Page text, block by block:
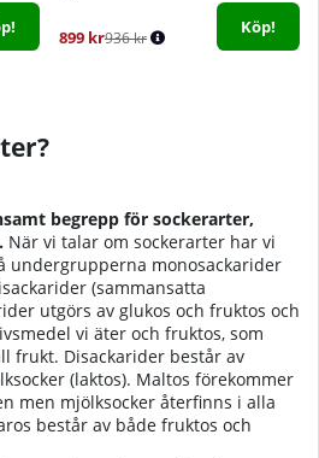
899 kr936 kr
Köp!
?
begrepp för sockerarter,
När vi talar om sockerarter har vi
undergrupperna monosackarider
(sammansatta
utgörs av glukos och fruktos och
vi äter och fruktos, som
frukt. Disackarider består av
(laktos). Maltos förekommer
men mjölksocker återfinns i alla
består av både fruktos och